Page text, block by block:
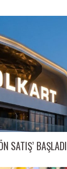
SATIŞ’ BAŞLADI